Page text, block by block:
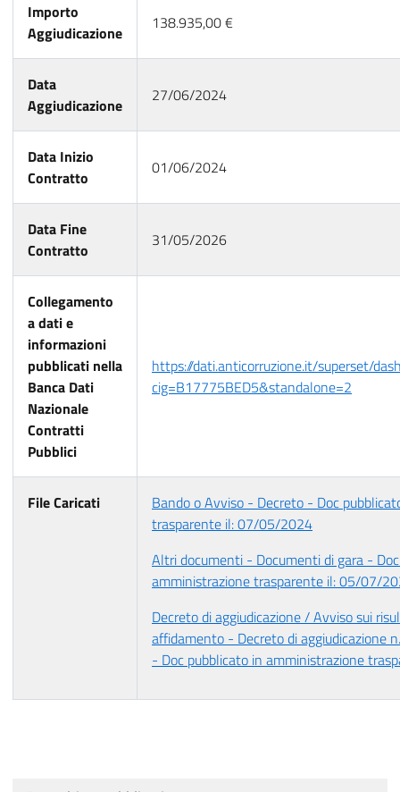
Importo
Aggiudicazione
138.935,00 €
Data
Aggiudicazione
27/06/2024
Data Inizio
Contratto
01/06/2024
Data Fine
Contratto
31/05/2026
Collegamento
a dati e
informazioni
pubblicati nella
Banca Dati
Nazionale
Contratti
Pubblici
https://dati.anticorruzione.it/superset/
cig=B17775BED5&standalone=2
File Caricati
Bando o Avviso - Decreto - Doc
trasparente il: 07/05/2024
Altri documenti - Documenti di gara -
amministrazione trasparente il: 05/07/
Decreto di aggiudicazione / Avviso sui
affidamento - Decreto di aggiudicazione
- Doc pubblicato in amministrazione